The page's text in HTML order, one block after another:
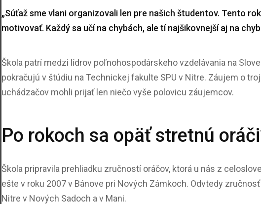
„Súťaž sme vlani organizovali len pre našich študentov. Tento
motivovať. Každý sa učí na chybách, ale tí najšikovnejší aj na
Škola patrí medzi lídrov poľnohospodárskeho vzdelávania na
pokračujú v štúdiu na Technickej fakulte SPU v Nitre. Záujem o
uchádzačov mohli prijať len niečo vyše polovicu záujemcov.
Po rokoch sa opäť stretnú
Škola pripravila prehliadku zručností oráčov, ktorá u nás z
ešte v roku 2007 v Bánove pri Nových Zámkoch. Odvtedy
Nitre v Nových Sadoch a v Mani.